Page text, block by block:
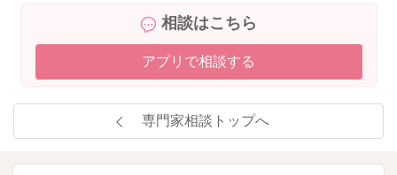
相談はこちら
アプリで相談する
専門家相談トップへ